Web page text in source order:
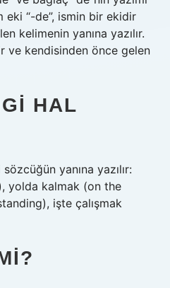
eki “-de”, ismin bir ekidir
kelimenin yanına yazılır.
ve kendisinden önce gelen
HAL
yanına yazılır:
yolda kalmak (on the
işte çalışmak